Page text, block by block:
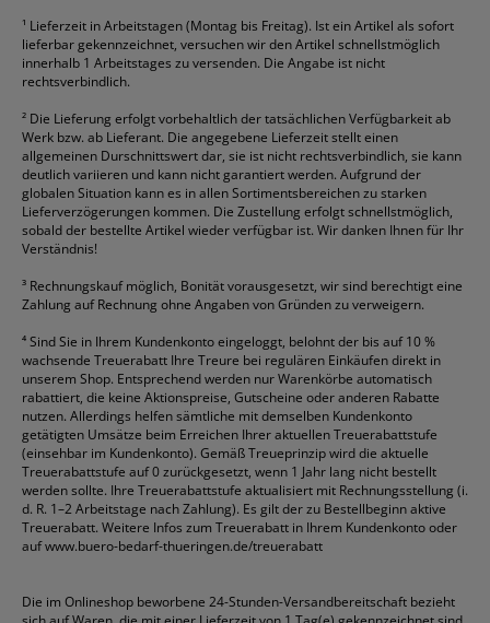
¹ Lieferzeit in Arbeitstagen (Montag bis Freitag). Ist ein Artikel als sofort
lieferbar gekennzeichnet, versuchen wir den Artikel schnellstmöglich
innerhalb 1 Arbeitstages zu versenden. Die Angabe ist nicht
rechtsverbindlich.
² Die Lieferung erfolgt vorbehaltlich der tatsächlichen Verfügbarkeit ab
Werk bzw. ab Lieferant. Die angegebene Lieferzeit stellt einen
allgemeinen Durschnittswert dar, sie ist nicht rechtsverbindlich, sie kann
deutlich variieren und kann nicht garantiert werden. Aufgrund der
globalen Situation kann es in allen Sortimentsbereichen zu starken
Lieferverzögerungen kommen. Die Zustellung erfolgt schnellstmöglich,
sobald der bestellte Artikel wieder verfügbar ist. Wir danken Ihnen für Ihr
Verständnis!
³ Rechnungskauf möglich, Bonität vorausgesetzt, wir sind berechtigt eine
Zahlung auf Rechnung ohne Angaben von Gründen zu verweigern.
⁴Sind Sie in Ihrem Kundenkonto eingeloggt, belohnt der bis auf 10 %
wachsende Treuerabatt Ihre Treure bei regulären Einkäufen direkt in
unserem Shop. Entsprechend werden nur Warenkörbe automatisch
rabattiert, die keine Aktionspreise, Gutscheine oder anderen Rabatte
nutzen. Allerdings helfen sämtliche mit demselben Kundenkonto
getätigten Umsätze beim Erreichen Ihrer aktuellen Treuerabattstufe
(einsehbar im Kundenkonto). Gemäß Treueprinzip wird die aktuelle
Treuerabattstufe auf 0 zurückgesetzt, wenn 1 Jahr lang nicht bestellt
werden sollte. Ihre Treuerabattstufe aktualisiert mit Rechnungsstellung (i.
d. R. 1–2 Arbeitstage nach Zahlung). Es gilt der zu Bestellbeginn aktive
Treuerabatt. Weitere Infos zum Treuerabatt in Ihrem Kundenkonto oder
aufwww.buero-bedarf-thueringen.de/treuerabatt
Die im Onlineshop beworbene 24-Stunden-Versandbereitschaft bezieht